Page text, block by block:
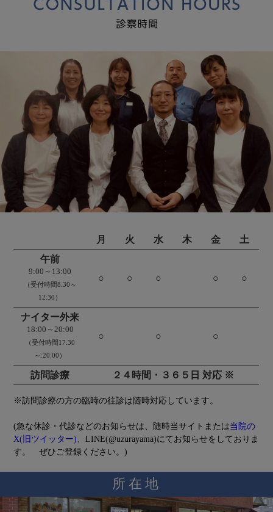
月 火 水 木 金
土
午前
9:00～13:00
（受付時間8:30～
12:30）
○ ○ ○ ○ ○
ナイター外来
18:00～20:00
（受付時間17:30
～:20:00）
○ ○ ○
訪問診療 ２４時間・３６５日 対応 ※
※訪問診療の方の臨時の往診は随時対応しています。
(急な休診・代診などのお知らせは、随時当サイトまたは当院の
X(旧ツイッター) 、LINE(@uzurayama)にてお知らせをしておりま
す。 ぜひご登録ください。)
所在地